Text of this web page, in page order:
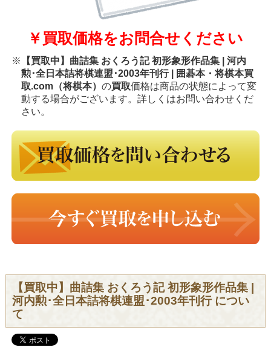
￥買取価格をお問合せください
※
【買取中】曲詰集 おくろう記 初形象形作品集 | 河内
勲･全日本詰将棋連盟･2003年刊行 | 囲碁本・将棋本買
取.com（将棋本） の買取価格は商品の状態によって変
動する場合がございます。詳しくはお問い合わせくだ
さい。
【買取中】曲詰集 おくろう記 初形象形作品集 |
河内勲･全日本詰将棋連盟･2003年刊行 につい
て